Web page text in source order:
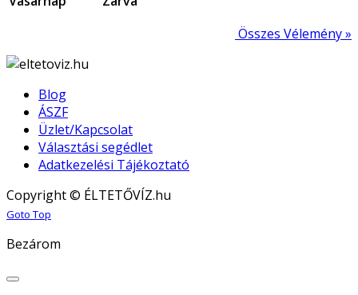
Összes Vélemény »
Blog
ÁSZF
Üzlet/Kapcsolat
Választási segédlet
Adatkezelési Tájékoztató
Copyright © ÉLTETŐVÍZ.hu
Joomla! 3 Templates
Goto Top
Bezárom